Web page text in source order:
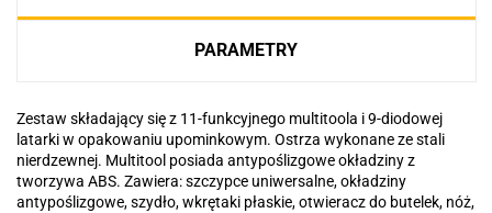
PARAMETRY
Zestaw składający się z 11-funkcyjnego multitoola i 9-diodowej
latarki w opakowaniu upominkowym. Ostrza wykonane ze stali
nierdzewnej. Multitool posiada antypoślizgowe okładziny z
tworzywa ABS. Zawiera: szczypce uniwersalne, okładziny
antypoślizgowe, szydło, wkrętaki płaskie, otwieracz do butelek, nóż,